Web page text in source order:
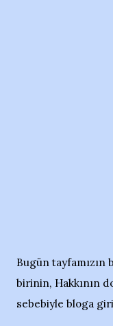
Bugün
birinin, Hakkının
sebebiyle bloga